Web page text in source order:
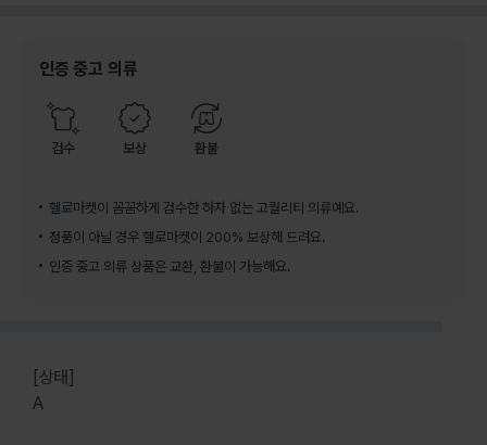
인증 중고 의류
검수 보상 환불
헬로마켓이 꼼꼼하게 검수한 하자 없는 고퀄리티 의류예요.
정품이 아닐 경우 헬로마켓이 200% 보상해 드려요.
인증 중고 의류 상품은 교환, 환불이 가능해요.
[상태]
A